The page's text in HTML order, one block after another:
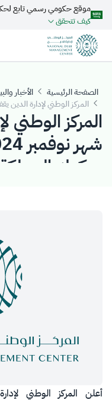
تخطي إلى المحتوى الرئيسي
موقع حكومي رسمي تابع
كيف تتحقق
الصفحة الرئيسية
الأخبار
المركز الوطني لإدارة الدين يقفل طرح شهر نوفمبر 2024م ضمن برنامج صكوك المملكة
المركز الوطني
صكوك المملكة
أعلن المركز الوطني